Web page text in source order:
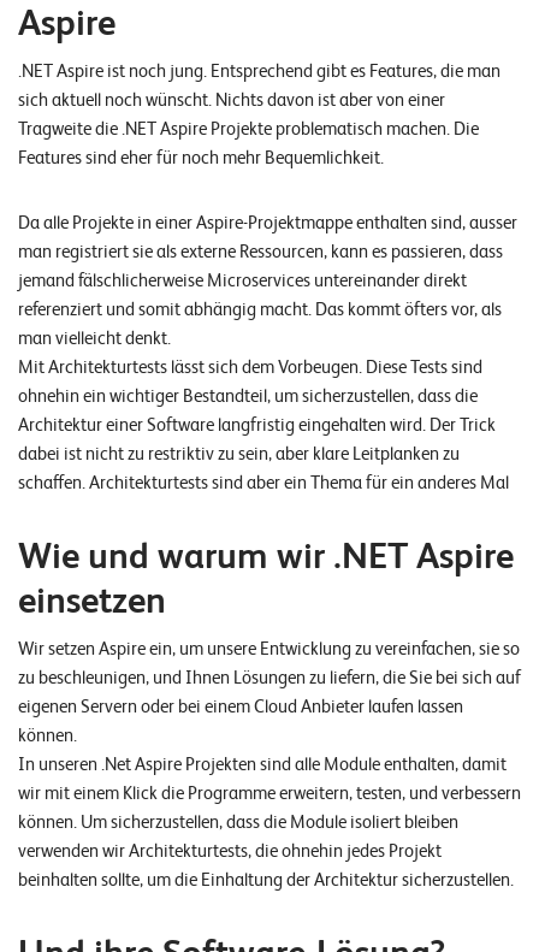
Aspire
.NET Aspire ist noch jung. Entsprechend gibt es Features, die man
sich aktuell noch wünscht. Nichts davon ist aber von einer
Tragweite die .NET Aspire Projekte problematisch machen. Die
Features sind eher für noch mehr Bequemlichkeit.
Da alle Projekte in einer Aspire-Projektmappe enthalten sind, ausser
man registriert sie als externe Ressourcen, kann es passieren, dass
jemand fälschlicherweise Microservices untereinander direkt
referenziert und somit abhängig macht. Das kommt öfters vor, als
man vielleicht denkt.
Mit Architekturtests lässt sich dem Vorbeugen. Diese Tests sind
ohnehin ein wichtiger Bestandteil, um sicherzustellen, dass die
Architektur einer Software langfristig eingehalten wird. Der Trick
dabei ist nicht zu restriktiv zu sein, aber klare Leitplanken zu
schaffen. Architekturtests sind aber ein Thema für ein anderes Mal
Wie und warum wir .NET Aspire
einsetzen
Wir setzen Aspire ein, um unsere Entwicklung zu vereinfachen, sie so
zu beschleunigen, und Ihnen Lösungen zu liefern, die Sie bei sich auf
eigenen Servern oder bei einem Cloud Anbieter laufen lassen
können.
In unseren .Net Aspire Projekten sind alle Module enthalten, damit
wir mit einem Klick die Programme erweitern, testen, und verbessern
können. Um sicherzustellen, dass die Module isoliert bleiben
verwenden wir Architekturtests, die ohnehin jedes Projekt
beinhalten sollte, um die Einhaltung der Architektur sicherzustellen.